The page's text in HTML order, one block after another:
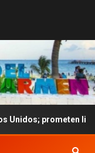
liberarlos